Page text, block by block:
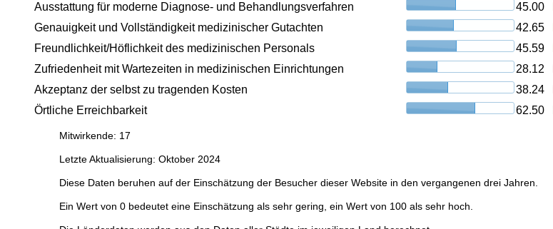
Ausstattung für moderne Diagnose- und Behandlungsverfahren
45.00
Genauigkeit und Vollständigkeit medizinischer Gutachten
42.65
Freundlichkeit/Höflichkeit des medizinischen Personals
45.59
Zufriedenheit mit Wartezeiten in medizinischen Einrichtungen
28.12
Akzeptanz der selbst zu tragenden Kosten
38.24
Örtliche Erreichbarkeit
62.50
Mitwirkende: 17
Letzte Aktualisierung: Oktober 2024
Diese Daten beruhen auf der Einschätzung der Besucher dieser Website in den vergangenen drei Jahren.
Ein Wert von 0 bedeutet eine Einschätzung als sehr gering, ein Wert von 100 als sehr hoch.